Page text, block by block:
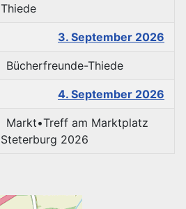
Thiede
3. September 2026
Bücherfreunde-Thiede
4. September 2026
Markt•Treff am Marktplatz
Steterburg 2026